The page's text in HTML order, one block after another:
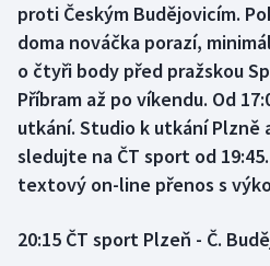
Curling
Dostihy
Florbal
Futsal
Golf
proti Českým Budějovicím.
doma nováčka porazí,
o čtyři body před pražskou
Příbram až po víkendu. Od
utkání. Studio k utkání Plzně
sledujte na ČT sport od
textový on-line přenos s
20:15 ČT sport Plzeň - Č.